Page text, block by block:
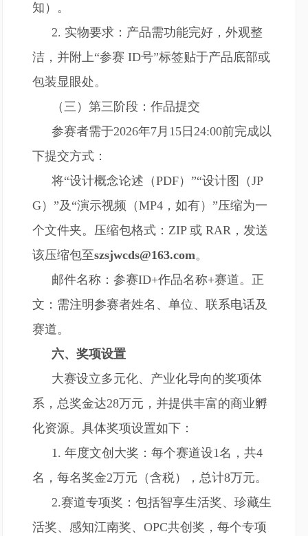
知）。
2. 实物要求：产品需功能完好，外观整
洁，并附上“参赛 ID号”标签贴于产品底部或
包装显眼处。
（三）第三阶段：作品提交
参赛者需于2026年7月15日24:00前完成以
下提交方式：
将“设计概念论述（PDF）”“设计图（JP
G）”及“演示视频（MP4，如有）”压缩为一
个文件夹。压缩包格式：ZIP 或 RAR，发送
该压缩包至szsjwcds@163.com。
邮件名称：参赛ID+作品名称+赛道。正
文：需注明参赛者姓名、单位、联系电话及
赛道。
六、奖项设置
大赛设立多元化、产业化导向的奖项体
系，总奖金达28万元，并提供丰富的商业孵
化资源。具体奖项设置如下：
1. 年度文创大奖：每个赛道设1名，共4
名，每名奖金2万元（含税），总计8万元。
2.赛道专项奖：包括智享生活奖、珍藏生
活奖、感知江南奖、OPC共创奖，每个专项